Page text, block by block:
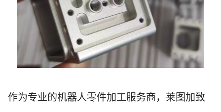
作为专业的机器人零件加工服务商，莱图加致